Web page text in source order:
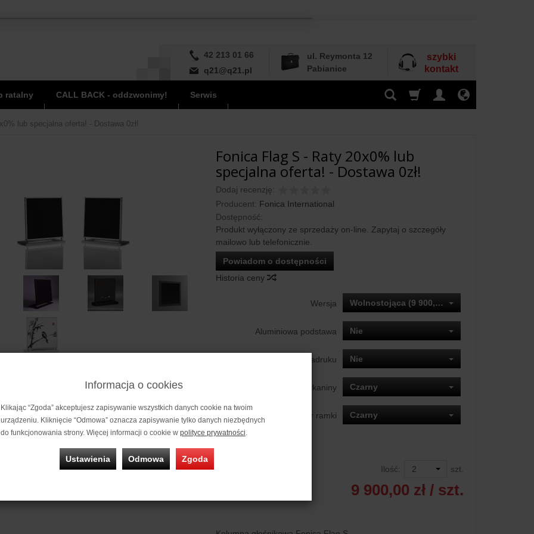
42 213 01 66
q21@q21.pl
ul. Reymonta 12
Pabianice
szybki
kontakt
ratalny CALL BACK - oddzwonimy! Serwis
lub specjalna oferta! - Dostawa 0zł!
Fonica Flag S - Raty 20x0% lub
specjalna oferta! - Dostawa 0zł!
Dodaj recenzję:
Producent: Fonica International
Dostępność:
Produkt wyłączony ze sprzedaży on-line. Zapytaj o szczegóły
mailowo lub telefonicznie.
Powiadom o dostępności
Historia ceny
Wersja Wolnostojąca (9 900,00 zł)
Aluminiowa podstawa Nie
Personalizacja nadruku Nie
Kolor tkaniny Czarny
Kolor ramki Czarny
Ilość: szt.
9 900,00 zł/ szt.
Informacja o cookies
Klikając “Zgoda” akceptujesz zapisywanie wszystkich danych cookie na twoim
urządzeniu. Kliknięcie “Odmowa” oznacza zapisywanie tylko danych niezbędnych
do funkcjonowania strony. Więcej informacji o cookie w polityce prywatności
Ustawienia Odmowa Zgoda